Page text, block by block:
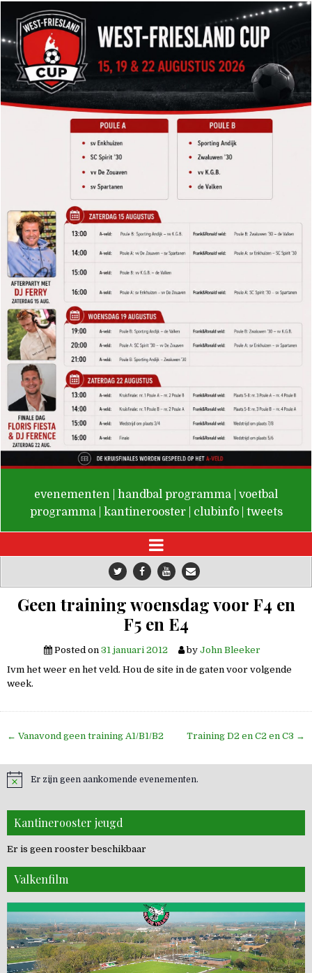
De Valken
evenementen handbal programma
voetbal
programma
kantinerooster clubinfo tweets
Geen training woensdag voor F4 en
F5 en E4
Posted on 31 januari 2012 by John Bleeker
Ivm het weer en het veld. Hou de site in de gaten voor volgende
week.
Bericht
← Vanavond geen training A1/B1/B2 Training D2 en C2 en C3 →
Er zijn geen aankomende evenementen.
Kantinerooster jeugd
Er is geen rooster beschikbaar
Valkenfilm